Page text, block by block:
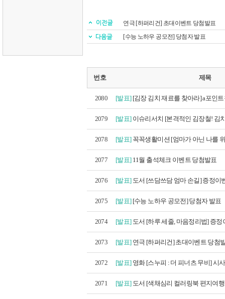
연극 [하퍼리건] 초대이벤트 당첨발표
[수능 노하우 공모전] 당첨자 발표
번호 제목
2080 [발표] [김장 김치 재료를 찾아라] a포인트
2079 [발표] 이슈리서치 [본격적인 김장철! 김
2078 [발표] 꼭꼭생활미션 [엄마가 아닌 나를
2077 [발표] 11월 출석체크 이벤트 당첨발표
2076 [발표] 도서 [쓰담쓰담 엄마 손길] 증정이
2075 [발표] [수능 노하우 공모전] 당첨자 발표
2074 [발표] 도서 [하루 세줄, 마음정리법] 증정
2073 [발표] 연극 [하퍼리건] 초대이벤트 당첨
2072 [발표] 영화 [스누피 : 더 피너츠 무비] 시
2071 [발표] 도서 [색채심리 컬러링북 편지여행